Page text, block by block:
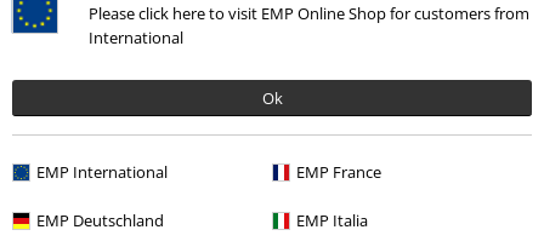
Please click here to visit EMP Online Shop for customers from
International
Ok
EMP International EMP France
EMP Deutschland EMP Italia
Buckbeak Harry Potter vinylfiguur 196